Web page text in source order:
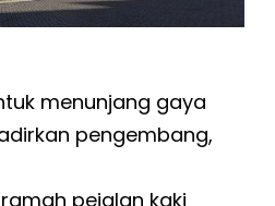
menunjang gaya
pengembang,
pejalan kaki